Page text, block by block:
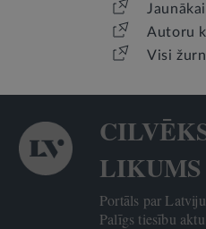
Autoru
Visi
LIKUMS
Portāls par
Palīgs tiesību